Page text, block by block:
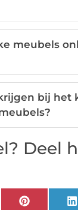
meubels
bij het
Deel
Pinterest